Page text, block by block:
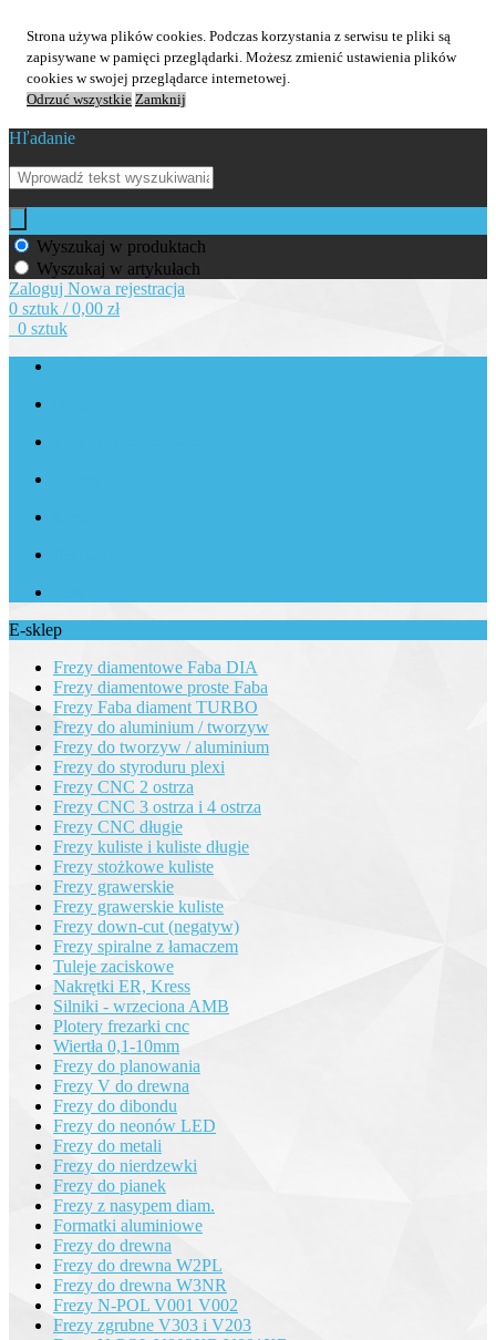
Strona używa plików cookies. Podczas korzystania z serwisu te pliki są
zapisywane w pamięci przeglądarki. Możesz zmienić ustawienia plików
cookies w swojej przeglądarce internetowej.
Odrzuć wszystkie Zamknij
Hľadanie
Wyszukaj w produktach
Wyszukaj w artykułach
Zaloguj Nowa rejestracja
0 sztuk / 0,00 zł
0 sztuk
E-sklep
Frezy diamentowe Faba DIA
Frezy diamentowe proste Faba
Frezy Faba diament TURBO
Frezy do aluminium / tworzyw
Frezy do tworzyw / aluminium
Frezy do styroduru plexi
Frezy CNC 2 ostrza
Frezy CNC 3 ostrza i 4 ostrza
Frezy CNC długie
Frezy kuliste i kuliste długie
Frezy stożkowe kuliste
Frezy grawerskie
Frezy grawerskie kuliste
Frezy down-cut (negatyw)
Frezy spiralne z łamaczem
Tuleje zaciskowe
Nakrętki ER, Kress
Silniki - wrzeciona AMB
Plotery frezarki cnc
Wiertła 0,1-10mm
Frezy do planowania
Frezy V do drewna
Frezy do dibondu
Frezy do neonów LED
Frezy do metali
Frezy do nierdzewki
Frezy do pianek
Frezy z nasypem diam.
Formatki aluminiowe
Frezy do drewna
Frezy do drewna W2PL
Frezy do drewna W3NR
Frezy N-POL V001 V002
Frezy zgrubne V303 i V203